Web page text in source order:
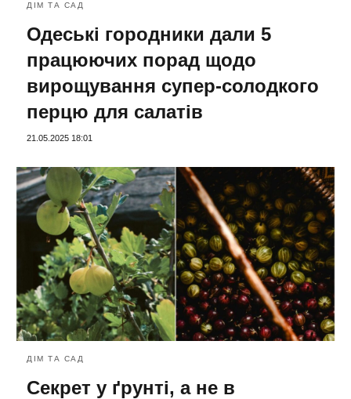
ДІМ ТА САД
Одеські городники дали 5
працюючих порад щодо
вирощування супер-солодкого
перцю для салатів
21.05.2025 18:01
ДІМ ТА САД
Секрет у ґрунті, а не в